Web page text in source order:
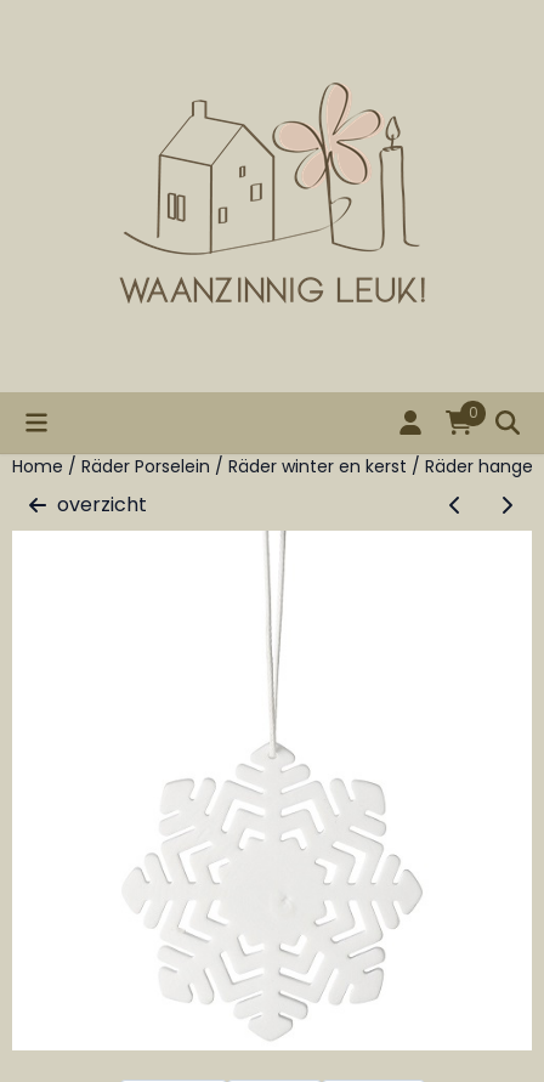
0
Home / Räder Porselein / Räder winter en kerst / Räder
overzicht